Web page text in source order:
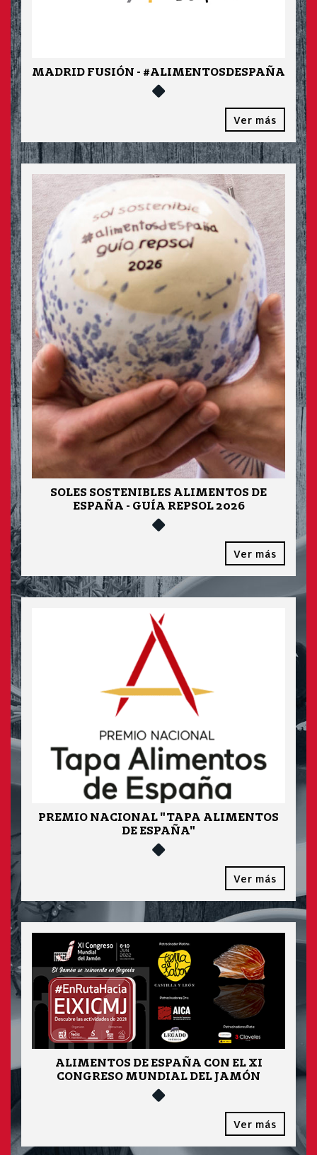
MADRID FUSIÓN - #ALIMENTOSDESPAÑA
Ver más
SOLES SOSTENIBLES ALIMENTOS DE
ESPAÑA - GUÍA REPSOL 2026
Ver más
PREMIO NACIONAL "TAPA ALIMENTOS
DE ESPAÑA"
Ver más
ALIMENTOS DE ESPAÑA CON EL XI
CONGRESO MUNDIAL DEL JAMÓN
Ver más